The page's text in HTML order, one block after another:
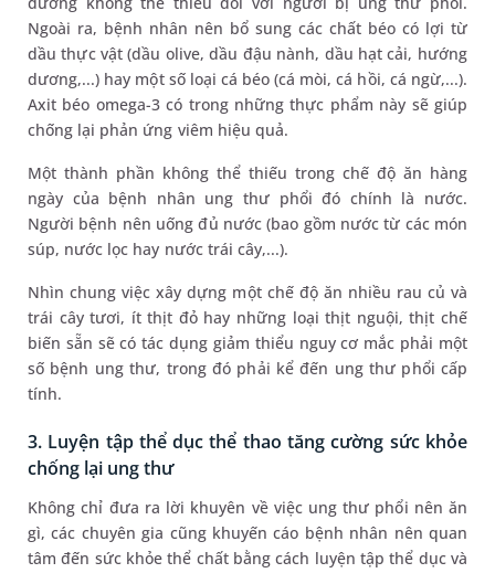
Ngoài ra, bệnh nhân nên bổ sung các chất béo có lợi từ
dầu thực vật (dầu olive, dầu đậu nành, dầu hạt cải, hướng
dương,...) hay một số loại cá béo (cá mòi, cá hồi, cá ngừ,...).
Axit béo omega-3 có trong những thực phẩm này sẽ giúp
chống lại phản ứng viêm hiệu quả.
Một thành phần không thể thiếu trong chế độ ăn hàng
ngày của bệnh nhân ung thư phổi đó chính là nước.
Người bệnh nên uống đủ nước (bao gồm nước từ các món
súp, nước lọc hay nước trái cây,...).
Nhìn chung việc xây dựng một chế độ ăn nhiều rau củ và
trái cây tươi, ít thịt đỏ hay những loại thịt nguội, thịt chế
biến sẵn sẽ có tác dụng giảm thiểu nguy cơ mắc phải một
số bệnh ung thư, trong đó phải kể đến ung thư phổi cấp
tính.
3. Luyện tập thể dục thể thao tăng cường sức khỏe
chống lại ung thư
Không chỉ đưa ra lời khuyên về việc ung thư phổi nên ăn
gì, các chuyên gia cũng khuyến cáo bệnh nhân nên quan
tâm đến sức khỏe thể chất bằng cách luyện tập thể dục và